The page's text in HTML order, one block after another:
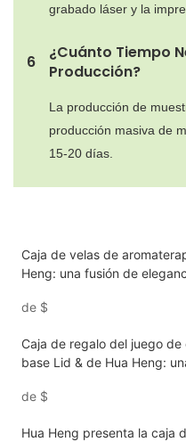
grabado láser y la
6
¿Cuánto Tiempo
Producción?
La producción de
producción masiva de
15-20 días.
Caja de velas de
Heng: una fusión de
de $
Caja de regalo del juego de
base Lid & de Hua Heng:
de $
Hua Heng presenta la caja